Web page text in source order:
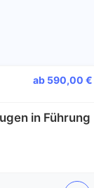
ab 590,00 €
in Führung